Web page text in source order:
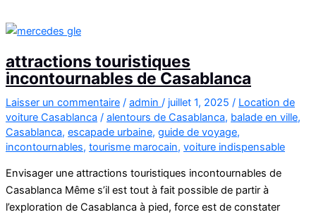
attractions touristiques
incontournables de Casablanca
Laisser un commentaire / admin / juillet 1, 2025 / Location de
voiture Casablanca / alentours de Casablanca, balade en ville,
Casablanca, escapade urbaine, guide de voyage,
incontournables, tourisme marocain, voiture indispensable
Envisager une attractions touristiques incontournables de
Casablanca Même s’il est tout à fait possible de partir à
l’exploration de Casablanca à pied, force est de constater